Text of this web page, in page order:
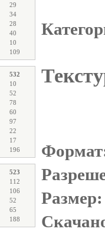
29
34
28
40
10
109
532
10
52
78
60
97
22
17
196
523
112
106
52
65
188